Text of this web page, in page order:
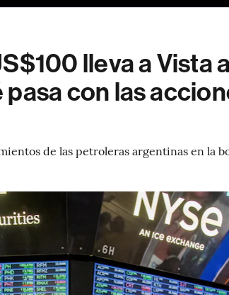
lleva a Vista
con las
de las petroleras argentinas en la